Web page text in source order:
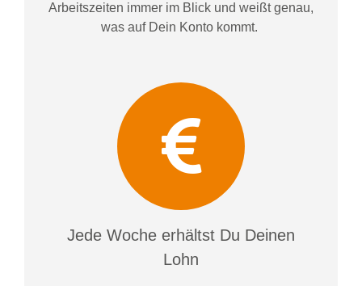
Arbeitszeiten immer im Blick und weißtgenau,
was auf Dein Konto kommt.
Jede Woche erhältst Du Deinen
Lohn